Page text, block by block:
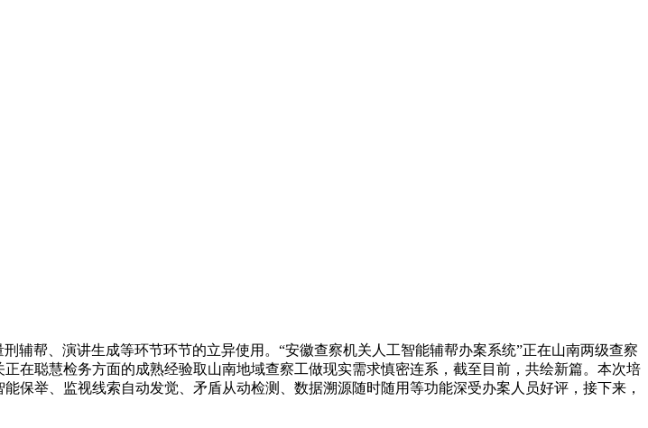
帮、演讲生成等环节环节的立异使用。“安徽查察机关人工智能辅帮办案系统”正在山南两级查察
在聪慧检务方面的成熟经验取山南地域查察工做现实需求慎密连系，截至目前，共绘新篇。本次培
保举、监视线索自动发觉、矛盾从动检测、数据溯源随时随用等功能深受办案人员好评，接下来，